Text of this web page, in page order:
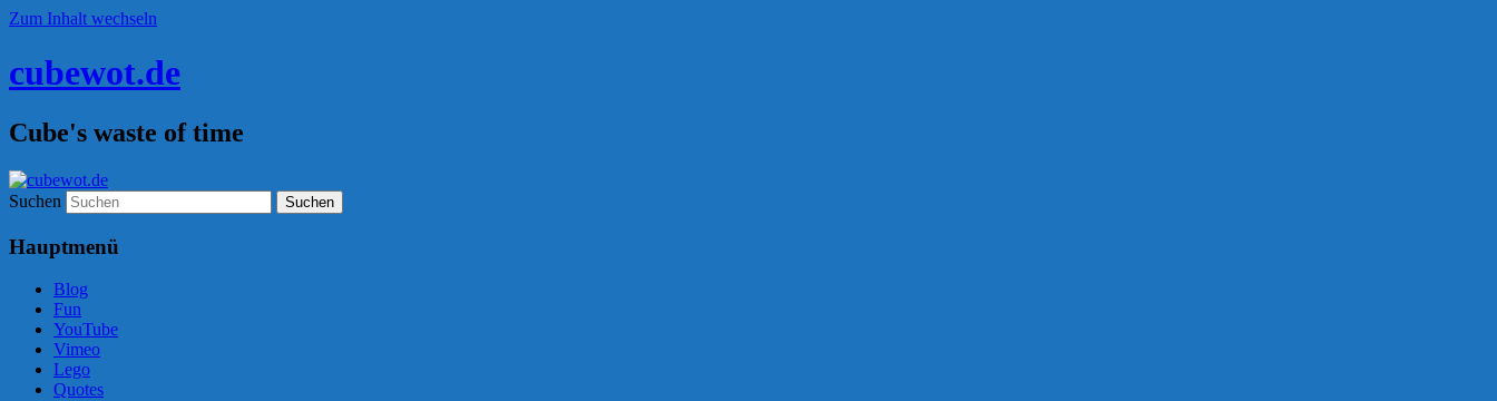
Zum Inhalt wechseln
cubewot.de
Cube's waste of time
Suchen
Hauptmenü
Blog
Fun
YouTube
Vimeo
Lego
Quotes